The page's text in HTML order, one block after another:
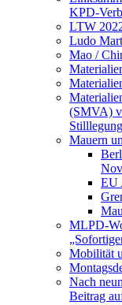
KPD-
LTW
Ludo
Mao /
(SMVA)
Stilllegung
Mauern
EU
MLPD-
Mobilität
Nach
Beitrag